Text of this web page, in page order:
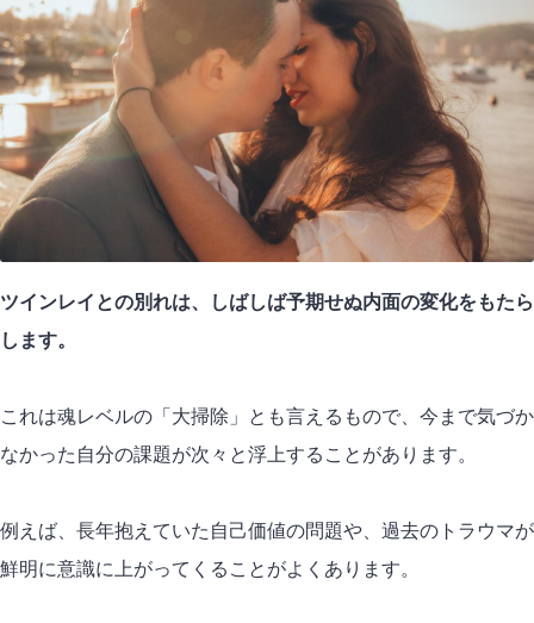
ツインレイとの別れは、しばしば予期せぬ内面の変化をもたら
します。
これは魂レベルの「大掃除」とも言えるもので、今まで気づか
なかった自分の課題が次々と浮上することがあります。
例えば、 長年抱えていた自己価値の問題や、過去のトラウマが
鮮明に意識に上がってくることがよくあります。